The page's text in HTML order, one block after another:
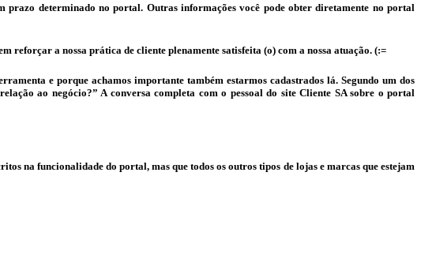
prazo determinado no portal. Outras informações você pode obter diretamente no portal
reforçar a nossa prática de cliente plenamente satisfeita (o) com a nossa atuação. (:=
e porque achamos importante também estarmos cadastrados lá. Segundo um dos
ao negócio?” A conversa completa com o pessoal do site Cliente SA sobre o portal
na funcionalidade do portal, mas que todos os outros tipos de lojas e marcas que estejam